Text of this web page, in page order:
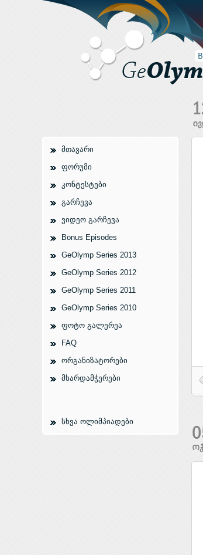
მთავარი
ფორუმი
კონტესტები
გარჩევა
ვიდეო გარჩევა
Bonus Episodes
GeOlymp Series 2013
GeOlymp Series 2012
GeOlymp Series 2011
GeOlymp Series 2010
ფოტო გალერეა
FAQ
ორგანიზატორები
მხარდამჭერები
სხვა ოლიმპიადები